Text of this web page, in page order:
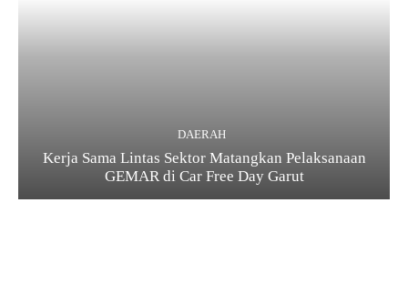
DAERAH
Kerja Sama Lintas Sektor Matangkan Pelaksanaan
GEMAR di Car Free Day Garut